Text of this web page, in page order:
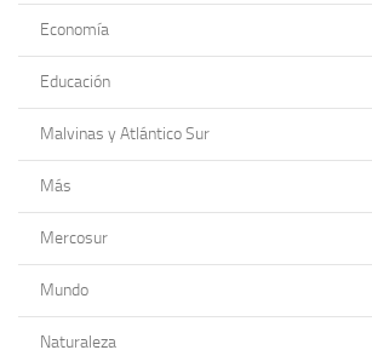
Economía
Educación
Malvinas y Atlántico Sur
Más
Mercosur
Mundo
Naturaleza